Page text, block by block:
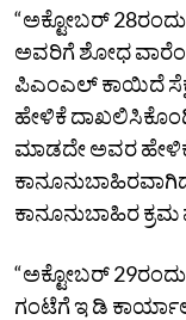
“ಅಕ್ಟೋಬರ್‌
ಅವರಿಗೆ ಶೋಧ
ಪಿಎಂಎಲ್‌ ಕಾಯಿದೆ
ಹೇಳಿಕೆ
ಮಾಡದೇ ಅವರ
ಕಾನೂನುಬಾಹಿರ
“ಅಕ್ಟೋಬರ್‌
ಗಂಟೆಗೆ ಇ ಡಿ